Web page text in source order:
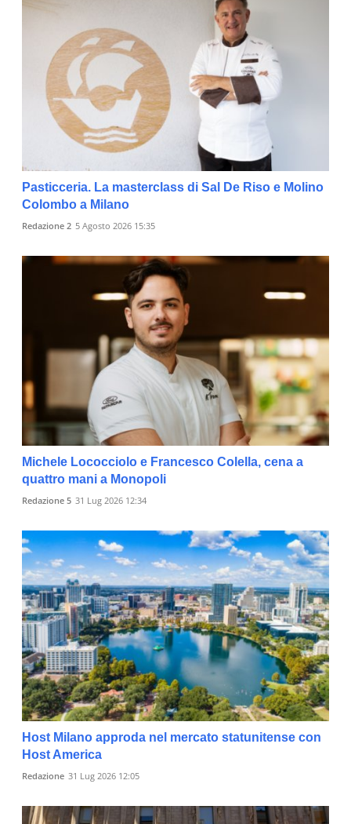
Pasticceria. La masterclass di Sal De Riso e Molino
Colombo a Milano
Redazione 2 5 Agosto 2026 15:35
Michele Lococciolo e Francesco Colella, cena a
quattro mani a Monopoli
Redazione 5 31 Lug 2026 12:34
Host Milano approda nel mercato statunitense con
Host America
Redazione 31 Lug 2026 12:05